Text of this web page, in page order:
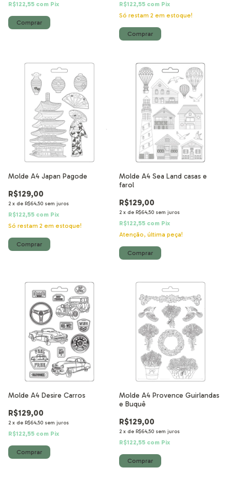
R$122,55 com Pix R$122,55 com Pix
Só restam 2 em estoque!
Molde A4 Japan Pagode
R$129,00
2 x de R$64,50 sem juros
R$122,55 com Pix
Só restam 2 em estoque!
Molde A4 Sea Land casas e
farol
R$129,00
2 x de R$64,50 sem juros
R$122,55 com Pix
Atenção, última peça!
Molde A4 Desire Carros
R$129,00
2 x de R$64,50 sem juros
R$122,55 com Pix
Molde A4 Provence Guirlandas
e Buquê
R$129,00
2 x de R$64,50 sem juros
R$122,55 com Pix